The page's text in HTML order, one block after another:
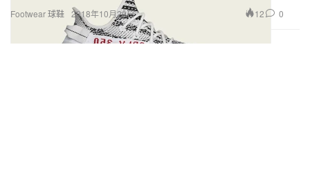
Footwear 球鞋 2018年10月29日 12 0